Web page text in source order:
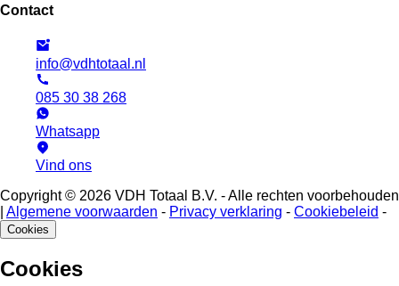
Contact
info@vdhtotaal.nl
085 30 38 268
Whatsapp
Vind ons
Copyright © 2026 VDH Totaal B.V. - Alle rechten voorbehouden
Algemene voorwaarden - Privacy verklaring - Cookiebeleid -
Cookies
Cookies